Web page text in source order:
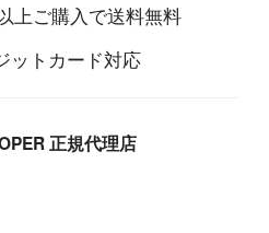
上ご購入で送料無料
ットカード対応
正規代理店